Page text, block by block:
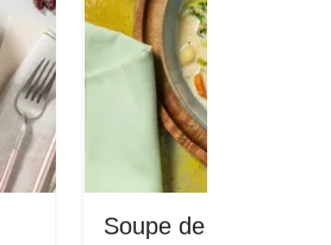
Soupe de poulet &